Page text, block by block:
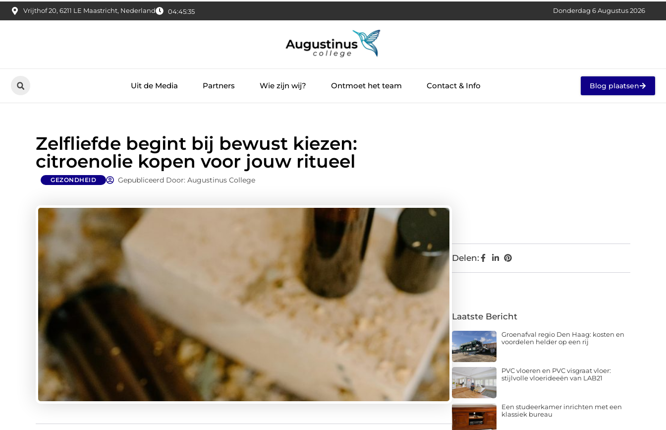
Vrijthof 20, 6211 LE Maastricht, Nederland 04:45:36 Donderdag 6 Augustus 2026
Uit de Media Partners Wie zijn wij? Ontmoet het team Contact & Info Blog plaatsen
Zelfliefde begint bij bewust kiezen:
citroenolie kopen voor jouw ritueel
GEZONDHEID Gepubliceerd Door: Augustinus College
Delen:
Laatste Bericht
Groenafval regio Den Haag: kosten en
voordelen helder op een rij
PVC vloeren en PVC visgraat vloer:
stijlvolle vloerideeën van LAB21
Een studeerkamer inrichten met een
klassiek bureau